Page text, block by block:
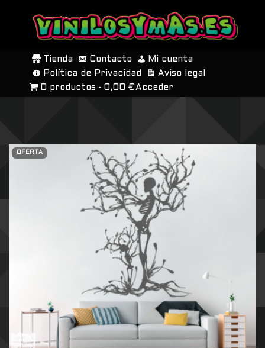
SALTAR
CONTENIDO
Tienda Contacto
Mi cuenta
Política de Privacidad
Aviso legal
0 productos
0,00 € Acceder
OFERTA